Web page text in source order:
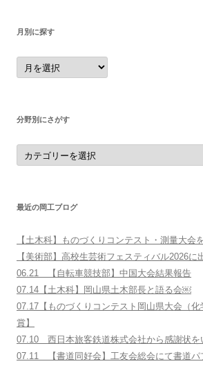
月別に探す
月
別
に
分野別にさがす
分
野
別
す
最近の岡工ブログ
【土木科】ものづくりコンテスト・測量大
【美術部】高校生芸術フェスティバル2026に
06.21 【自転車競技部】中国大会結果報告
07.14【土木科】岡山県土木部長と語る会￼
07.17【ものづくりコンテスト岡山県大会（化
賞】
07.10 西日本旅客鉄道株式会社から感謝状を
07.11 【書道同好会】工友会総会にて書道パ